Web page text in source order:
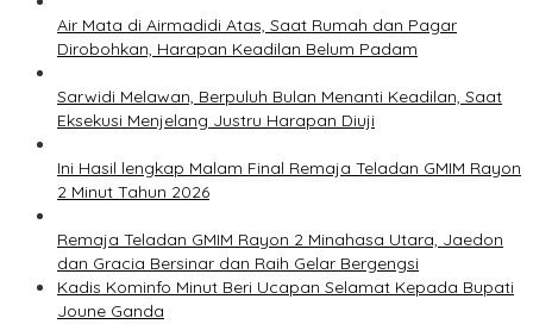
Air Mata di Airmadidi Atas, Saat Rumah dan Pagar
Dirobohkan, Harapan Keadilan Belum Padam
Sarwidi Melawan, Berpuluh Bulan Menanti Keadilan, Saat
Eksekusi Menjelang Justru Harapan Diuji
Ini Hasil lengkap Malam Final Remaja Teladan GMIM Rayon
2 Minut Tahun 2026
Remaja Teladan GMIM Rayon 2 Minahasa Utara, Jaedon
dan Gracia Bersinar dan Raih Gelar Bergengsi
Kadis Kominfo Minut Beri Ucapan Selamat Kepada Bupati
Joune Ganda